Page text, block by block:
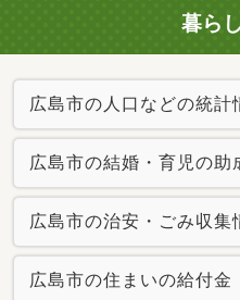
暮ら
広島市の人口などの統計
広島市の結婚・育児の助
広島市の治安・ごみ収集
広島市の住まいの給付金